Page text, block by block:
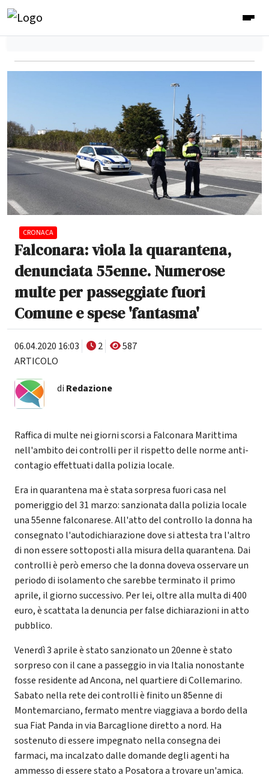
CRONACA
Falconara: viola la quarantena,
denunciata 55enne. Numerose
multe per passeggiate fuori
Comune e spese 'fantasma'
06.04.2020 16:03 2
587
ARTICOLO
di Redazione
Raffica di multe nei giorni scorsi a Falconara Marittima
nell'ambito dei controlli per il rispetto delle norme anti-
contagio effettuati dalla polizia locale.
Era in quarantena ma è stata sorpresa fuori casa nel
pomeriggio del 31 marzo: sanzionata dalla polizia locale
una 55enne falconarese. All'atto del controllo la donna ha
consegnato l'autodichiarazione dove si attesta tra l'altro
di non essere sottoposti alla misura della quarantena. Dai
controlli è però emerso che la donna doveva osservare un
periodo di isolamento che sarebbe terminato il primo
aprile, il giorno successivo. Per lei, oltre alla multa di 400
euro, è scattata la denuncia per false dichiarazioni in atto
pubblico.
Venerdì 3 aprile è stato sanzionato un 20enne è stato
sorpreso con il cane a passeggio in via Italia nonostante
fosse residente ad Ancona, nel quartiere di Collemarino.
Sabato nella rete dei controlli è finito un 85enne di
Montemarciano, fermato mentre viaggiava a bordo della
sua Fiat Panda in via Barcaglione diretto a nord. Ha
sostenuto di essere impegnato nella consegna dei
farmaci, ma incalzato dalle domande degli agenti ha
ammesso di essere stato a Posatora a trovare un'amica.